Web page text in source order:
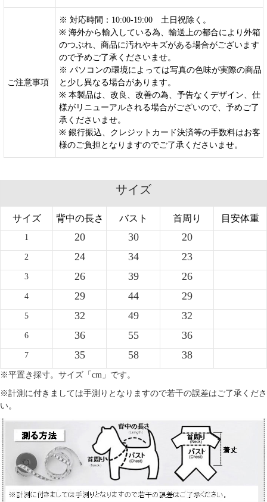
ご注意事項
※ 対応時間：10:00-19:00 土日祝除く。
※ 海外から輸入している為、輸送上の都合により外箱
のつぶれ、商品に汚れやキズがある場合がございます
ので予めご了承くださいませ。
※ パソコンの環境によっては写真の色味が実際の商品
と少し異なる場合があります。
※ 本製品は、改良、改善の為、予告なくデザイン、仕
様がリニューアルされる場合がございので、予めご了
承くださいませ。
※ 銀行振込、クレジットカード決済等の手数料はお客
様のご負担となりますのでご了承くださいませ。
サイズ
サイズ 背中の長さ バスト 首周り 目安体重
1 20 30 20
2 24 34 23
3 26 39 26
4 29 44 29
5 32 49 32
6 36 55 36
7 35 58 38
※平置き採寸。サイズ「cm」です。
※計測に付きましては手測りとなりますので若干の誤差はご了承くださ
い。